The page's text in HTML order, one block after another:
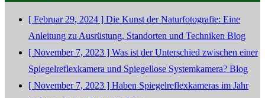
[ Februar 29, 2024 ] Die Kunst der Naturfotografie: Eine
Anleitung zu Ausrüstung, Standorten und Techniken Blog
[ November 7, 2023 ] Was ist der Unterschied zwischen einer
Spiegelreflexkamera und Spiegellose Systemkamera? Blog
[ November 7, 2023 ] Haben Spiegelreflexkameras im Jahr